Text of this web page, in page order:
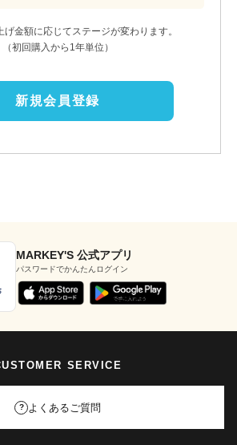
げ金額に応じてステージが変わります。
（初回購入から1年単位）
新規会員登録
MARKEY'S 公式アプリ
パスワードでかんたんログイン
SERVICE
? よくあるご質問